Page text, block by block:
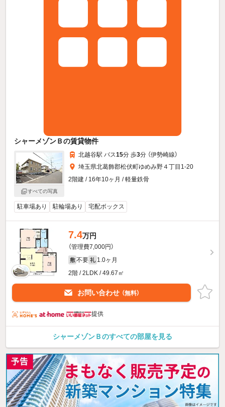
シャーメゾンＢの賃貸物件
すべての写真
北越谷駅 バス15分 歩3分 （伊勢崎線）
埼玉県北葛飾郡松伏町ゆめみ野４丁目1-20
2階建 / 16年10ヶ月 / 軽量鉄骨
駐車場あり 駐輪場あり 宅配ボックス
7.4万円
（管理費7,000円）
敷 不要 礼 1.0ヶ月
2階 / 2LDK / 49.67㎡
お問い合わせ （無料）
提供
シャーメゾンＢのすべての部屋を見る